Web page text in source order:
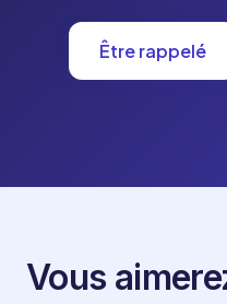
Être rappelé
Vous